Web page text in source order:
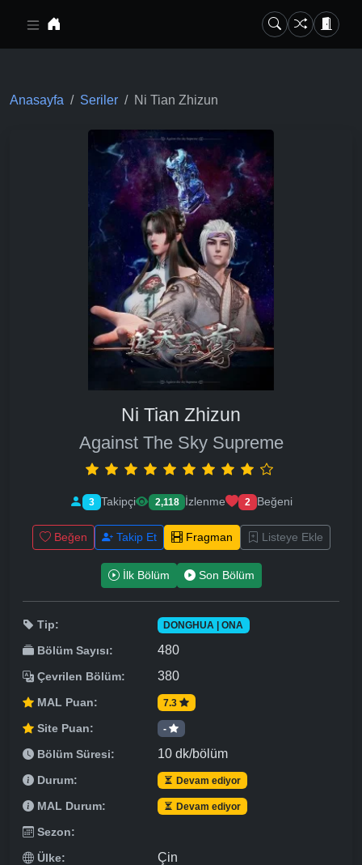
Anasayfa Seriler Ni Tian Zhizun
Ni Tian Zhizun
Against The Sky Supreme
3 Takipçi 2,118 İzlenme 2 Beğeni
Beğen Takip Et Fragman Listeye Ekle
İlk Bölüm Son Bölüm
Tip: DONGHUA | ONA
Bölüm Sayısı: 480
Çevrilen Bölüm: 380
MAL Puan: 7.3
Site Puan: -
Bölüm Süresi: 10 dk/bölüm
Durum: Devam ediyor
MAL Durum: Devam ediyor
Sezon:
Ülke:
Çin